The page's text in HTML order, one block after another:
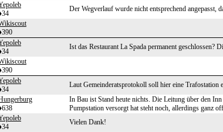
Der Wegverlauf wurde nicht entsprechend angepasst,
Ist das Restaurant La Spada permanent geschlossen?
Laut Gemeinderatsprotokoll soll hier eine Trafostation
In Bau ist Stand heute nichts. Die Leitung über den
Pumpstation versorgt hat steht noch, allerdings ganz
Vielen Dank!